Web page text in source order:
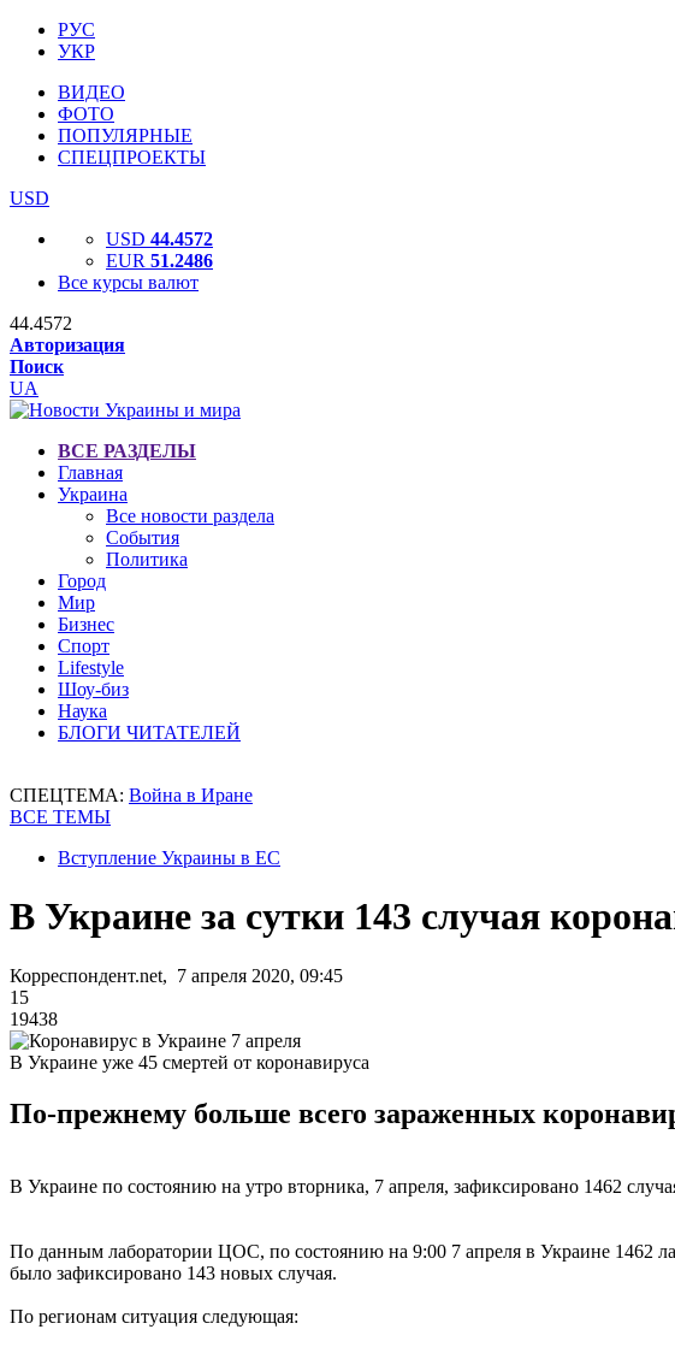
РУС
УКР
ВИДЕО
ФОТО
ПОПУЛЯРНЫЕ
СПЕЦПРОЕКТЫ
USD
USD 44.4572
EUR 51.2486
Все курсы валют
44.4572
Авторизация
Поиск
UA
ВСЕ РАЗДЕЛЫ
Главная
Украина
Все новости раздела
События
Политика
Город
Мир
Бизнес
Спорт
Lifestyle
Шоу-биз
Наука
БЛОГИ ЧИТАТЕЛЕЙ
СПЕЦТЕМА: Война в Иране
ВСЕ ТЕМЫ
Вступление Украины в ЕС
В Украине за сутки 143 случая
Корреспондент.net, 7 апреля 2020, 09:45
15
19438
В Украине уже 45 смертей от коронавируса
По-прежнему больше всего зараженных
В Украине по состоянию на утро вторника, 7 апреля, зафиксировано 1462
По данным лаборатории ЦОС, по состоянию на 9:00 7 апреля в Украине 1462
было зафиксировано 143 новых случая.
По регионам ситуация следующая: